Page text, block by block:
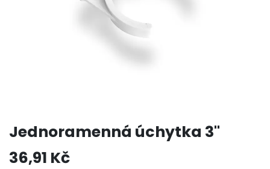
Jednoramenná úchytka 3"
36,91 Kč